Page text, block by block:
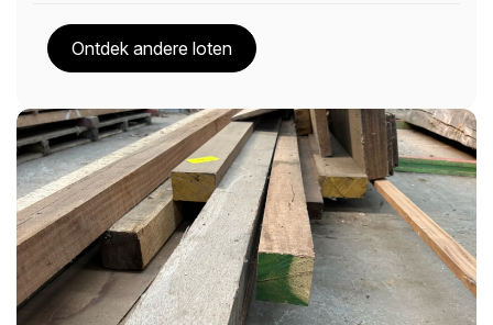
Ontdek andere loten